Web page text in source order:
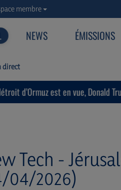
membre
NEWS ÉMISSIONS
direct
est en vue, Donald Trump
Tech -
04/2026)